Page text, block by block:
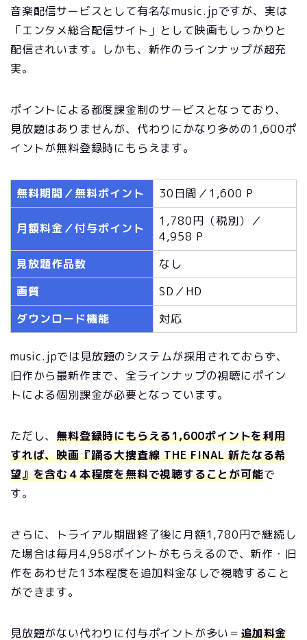
音楽配信サービスとして有名なmusic.jpですが、実は
「エンタメ総合配信サイト」として映画もしっかりと
配信されいます。しかも、新作のラインナップが超充
実。
ポイントによる都度課金制のサービスとなっており、
見放題はありませんが、代わりにかなり多めの1,600ポ
イントが無料登録時にもらえます。
無料期間／無料ポイント 30日間／1,600 P
月額料金／付与ポイント
1,780円（税別）／
4,958 P
見放題作品数
なし
画質
SD／HD
ダウンロード機能
対応
music.jpでは見放題のシステムが採用されておらず、
旧作から最新作まで、全ラインナップの視聴にポイン
トによる個別課金が必要となっています。
ただし、無料登録時にもらえる1,600ポイントを利用
すれば、映画『踊る大捜査線 THE FINAL 新たなる希
望』を含む４本程度を無料で視聴することが可能で
す。
さらに、トライアル期間終了後に月額1,780円で継続し
た場合は毎月4,958ポイントがもらえるので、新作・旧
作をあわせた13本程度を追加料金なしで視聴すること
ができます。
見放題がない代わりに付与ポイントが多い＝追加料金